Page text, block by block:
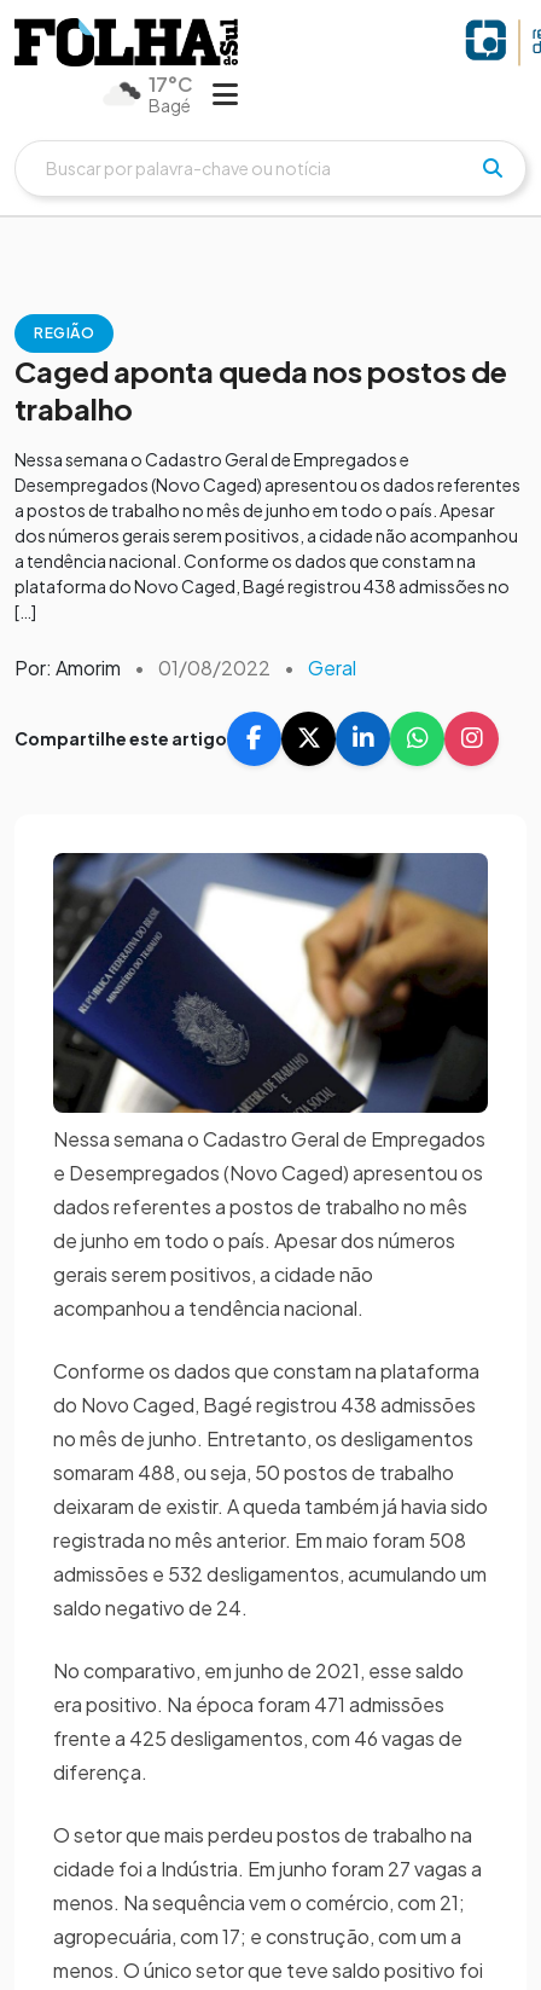
17°C
Bagé
REGIÃO
Caged aponta queda nos postos de
trabalho
Nessa semana o Cadastro Geral de Empregados e
Desempregados (Novo Caged) apresentou os dados referentes
a postos de trabalho no mês de junho em todo o país. Apesar
dos números gerais serem positivos, a cidade não acompanhou
a tendência nacional. Conforme os dados que constam na
plataforma do Novo Caged, Bagé registrou 438 admissões no
[…]
Por: Amorim • 01/08/2022 • Geral
Compartilhe este artigo
Nessa semana o Cadastro Geral de Empregados
e Desempregados (Novo Caged) apresentou os
dados referentes a postos de trabalho no mês
de junho em todo o país. Apesar dos números
gerais serem positivos, a cidade não
acompanhou a tendência nacional.
Conforme os dados que constam na plataforma
do Novo Caged, Bagé registrou 438 admissões
no mês de junho. Entretanto, os desligamentos
somaram 488, ou seja, 50 postos de trabalho
deixaram de existir. A queda também já havia sido
registrada no mês anterior. Em maio foram 508
admissões e 532 desligamentos, acumulando um
saldo negativo de 24.
No comparativo, em junho de 2021, esse saldo
era positivo. Na época foram 471 admissões
frente a 425 desligamentos, com 46 vagas de
diferença.
O setor que mais perdeu postos de trabalho na
cidade foi a Indústria. Em junho foram 27 vagas a
menos. Na sequência vem o comércio, com 21;
agropecuária, com 17; e construção, com um a
menos. O único setor que teve saldo positivo foi